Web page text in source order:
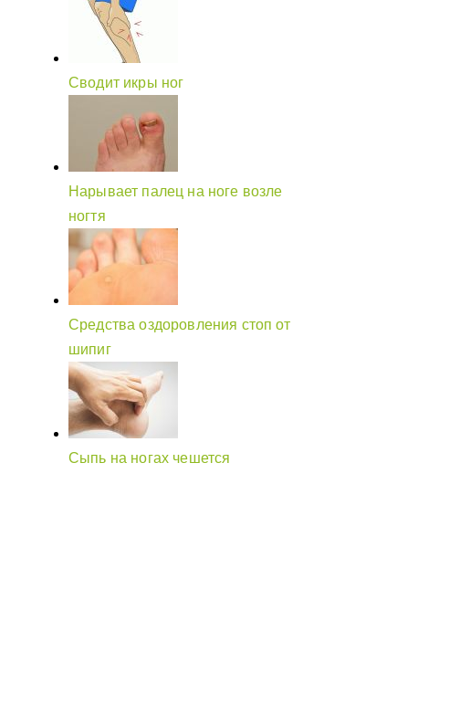
Сводит икры ног
Нарывает палец на ноге возле
ногтя
Средства оздоровления стоп от
шипиг
Сыпь на ногах чешется